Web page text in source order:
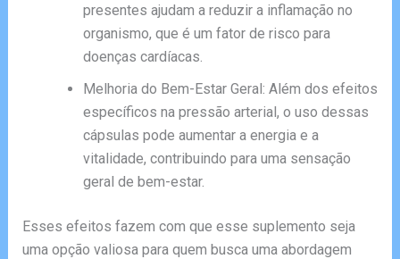
presentes ajudam a reduzir a inflamação no
organismo, que é um fator de risco para
doenças cardíacas.
Melhoria do Bem-Estar Geral: Além dos efeitos
específicos na pressão arterial, o uso dessas
cápsulas pode aumentar a energia e a
vitalidade, contribuindo para uma sensação
geral de bem-estar.
Esses efeitos fazem com que esse suplemento seja
uma opção valiosa para quem busca uma abordagem